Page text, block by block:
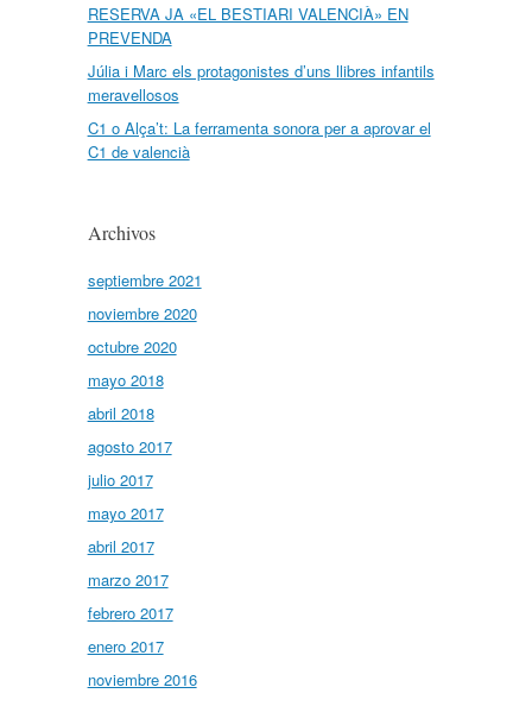
RESERVA JA «EL BESTIARI VALENCIÀ» EN
PREVENDA
Júlia i Marc els protagonistes d’uns llibres infantils
meravellosos
C1 o Alça’t: La ferramenta sonora per a aprovar el
C1 de valencià
Archivos
septiembre 2021
noviembre 2020
octubre 2020
mayo 2018
abril 2018
agosto 2017
julio 2017
mayo 2017
abril 2017
marzo 2017
febrero 2017
enero 2017
noviembre 2016